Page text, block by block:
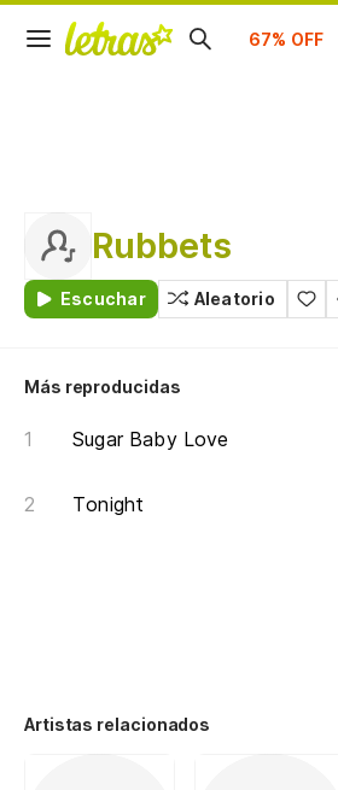
Suscríbete
Rubbets
Escuchar Aleatorio
Más reproducidas
Sugar Baby Love
Tonight
Artistas relacionados